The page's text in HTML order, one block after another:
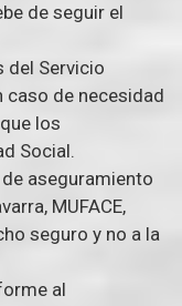
de seguir el
del Servicio
caso de necesidad
los
Social.
aseguramiento
MUFACE,
seguro y no a la
al